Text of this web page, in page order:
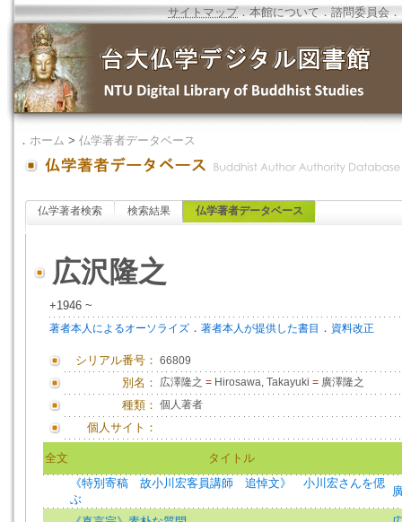
サイトマップ．本館について ．諮問委員会 ．
． ホーム > 仏学著者データベース
仏学著者検索 検索結果 仏学著者データベース
広沢隆之
+1946 ~
著者本人によるオーソライズ ． 著者本人が提供した書目 ． 資料改正
シリアル番号： 66809
別名： 広澤隆之 = Hirosawa, Takayuki = 廣澤隆之
種類： 個人著者
個人サイト：
全文
タイトル
《特別寄稿 故小川宏客員講師 追悼文》 小川宏さんを偲
ぶ